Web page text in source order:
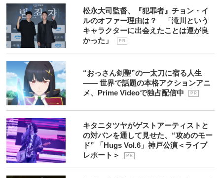
松永大司監督、『犯罪者』チョン・イ
ルのオファー理由は？ 「滝川という
キャラクターに出会えたことは運が良
かった」
P R
“おっさん剣聖”の一太刀に宿る人生
―― 世界で話題の本格アクションアニ
メ、Prime Videoで独占配信中
P R
キタニタツヤがゲストアーティストと
の対バンを通して見せた、“攻めのモー
ド” 「Hugs Vol.6」神戸公演＜ライブ
レポート＞
P R